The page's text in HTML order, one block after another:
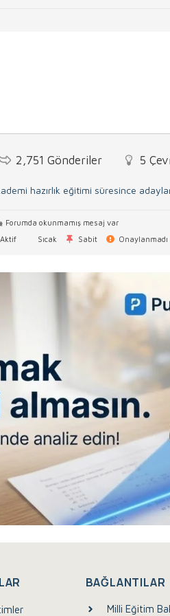
2,751 Gönderiler 5
hazırlık eğitimi süresince
Forumda okunmamış mesaj var
Aktif Sıcak Sabit Onaylanmadı
BAĞLANTILAR
Milli Eğitim